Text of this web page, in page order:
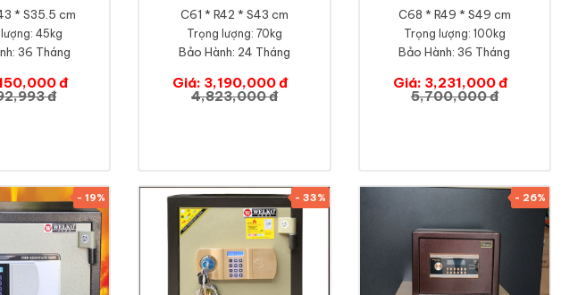
* S35.5 cm
45kg
36 Tháng
đ
đ
C61 * R42 * S43 cm
Trọng lượng: 70kg
Bảo Hành: 24 Tháng
Giá: 3,190,000 đ
4,823,000 đ
C68 * R49 * S49 cm
Trọng lượng: 100kg
Bảo Hành: 36 Tháng
Giá: 3,231,000 đ
5,700,000 đ
- 19% - 33% - 26%